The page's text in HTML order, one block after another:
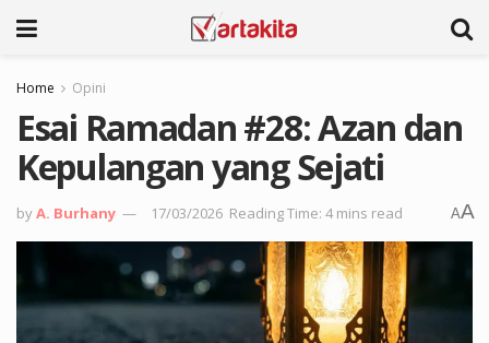
Home Opini
Esai Ramadan #28: Azan dan
Kepulangan yang Sejati
byA. Burhany 17/03/2026 Reading Time: 4 mins read AA